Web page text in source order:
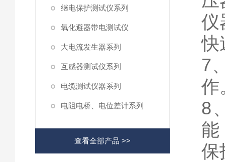
继电保护测试仪系列
氧化避器带电测试仪
大电流发生器系列
互感器测试仪系列
电缆测试仪器系列
电阻电桥、电位差计系列
查看全部产品 >>
仪
快
7
作
8
能
保